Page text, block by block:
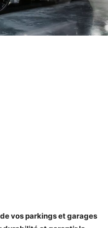
vos parkings et garages